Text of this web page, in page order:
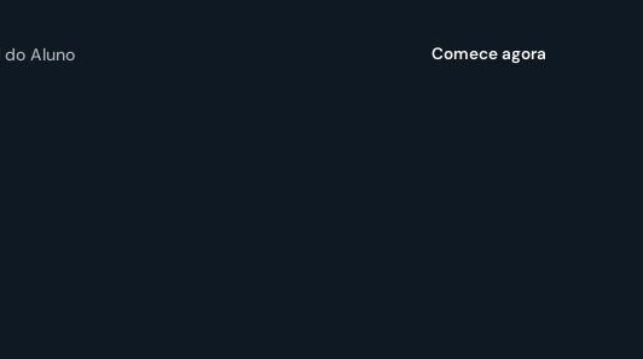
do Aluno Comece agora